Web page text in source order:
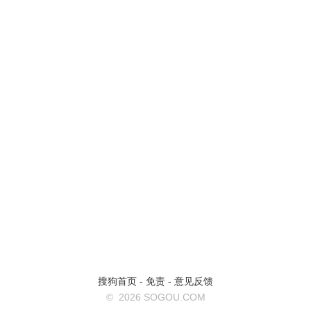
搜狗首页 - 免责 - 意见反馈
© 2026 SOGOU.COM